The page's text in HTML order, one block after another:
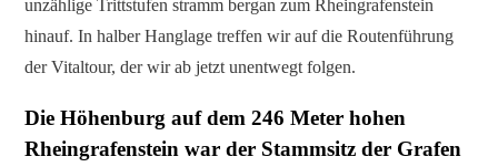
unzählige Trittstufen stramm bergan zum Rheingrafenstein
hinauf. In halber Hanglage treffen wir auf die Routenführung
der Vitaltour, der wir ab jetzt unentwegt folgen.
Die Höhenburg auf dem 246 Meter hohen
Rheingrafenstein war der Stammsitz der Grafen